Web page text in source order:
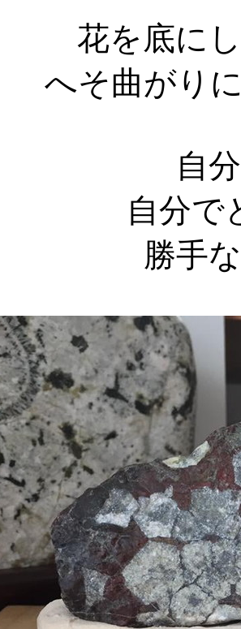
花を底に
へそ曲がり
自
自分で
勝手